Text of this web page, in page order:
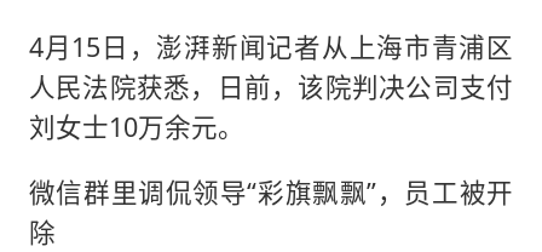
4月15日，澎湃新闻记者从上海市青浦区
人民法院获悉，日前，该院判决公司支付
刘女士10万余元。
微信群里调侃领导“彩旗飘飘”，员工被开
除